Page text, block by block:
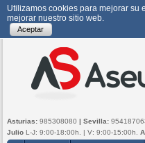
Utilizamos cookies para mejorar su
mejorar nuestro sitio web.
Aceptar
Asturias: 985308080 | Sevilla:
Julio L-J: 9:00-18:00h. | V: 9:00-15:00h.